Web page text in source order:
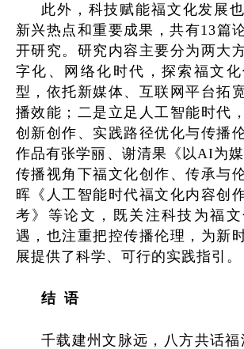
此外，科技赋能福文化发展
新兴热点和重要成果，共有13篇
开研究。研究内容主要分为两大
字化、网络化时代，探索福文
型，依托新媒体、互联网平台拓
播效能；二是立足人工智能时代
创新创作、实践路径优化与传播
作品有张学丽、谢清果《以AI为
传播视角下福文化创作、传承与
晖《人工智能时代福文化内容创
考》等论文，既关注科技为福
遇，也注重把控传播伦理，为新
展提供了科学、可行的实践指引。
结 语
千载建州文脉远，八方共话福